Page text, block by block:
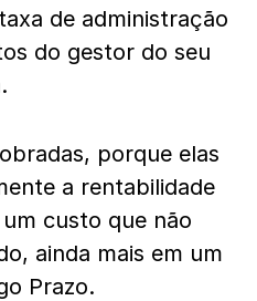
de administração
do gestor do seu
porque elas
a rentabilidade
custo que não
ainda mais em um
Prazo.